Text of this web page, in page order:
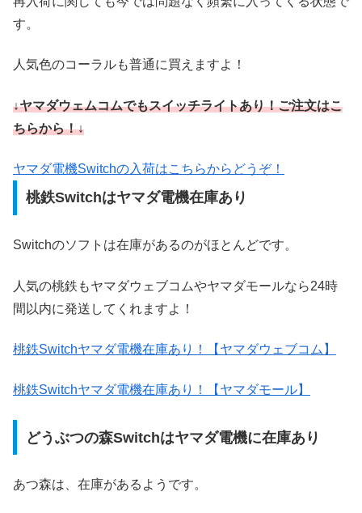
す。
人気色のコーラルも普通に買えますよ！
↓ヤマダウェムコムでもスイッチライトあり！ご注文はこ
ちらから！↓
ヤマダ電機Switchの入荷はこちらからどうぞ！
桃鉄Switchはヤマダ電機在庫あり
Switchのソフトは在庫があるのがほとんどです。
人気の桃鉄もヤマダウェブコムやヤマダモールなら24時
間以内に発送してくれますよ！
桃鉄Switchヤマダ電機在庫あり！【ヤマダウェブコム】
桃鉄Switchヤマダ電機在庫あり！【ヤマダモール】
どうぶつの森Switchはヤマダ電機に在庫あり
あつ森は、在庫があるようです。